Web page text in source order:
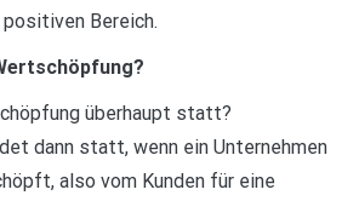
Bereich.
überhaupt statt?
dann statt, wenn ein Unternehmen
also vom Kunden für eine